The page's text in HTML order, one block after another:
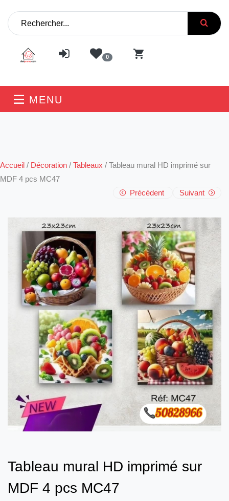
0
MENU
Accueil / Décoration / Tableaux / Tableau mural HD imprimé sur
MDF 4 pcs MC47
Précédent
Suivant
Tableau mural HD imprimé sur
MDF 4 pcs MC47